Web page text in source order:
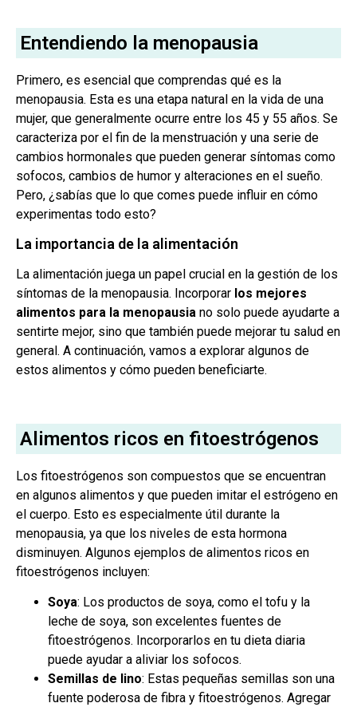
Entendiendo la menopausia
Primero, es esencial que comprendas qué es la
menopausia. Esta es una etapa natural en la vida de una
mujer, que generalmente ocurre entre los 45 y 55 años. Se
caracteriza por el fin de la menstruación y una serie de
cambios hormonales que pueden generar síntomas como
sofocos, cambios de humor y alteraciones en el sueño.
Pero, ¿sabías que lo que comes puede influir en cómo
experimentas todo esto?
La importancia de la alimentación
La alimentación juega un papel crucial en la gestión de los
síntomas de la menopausia. Incorporar los mejores
alimentos para la menopausia no solo puede ayudarte a
sentirte mejor, sino que también puede mejorar tu salud en
general. A continuación, vamos a explorar algunos de
estos alimentos y cómo pueden beneficiarte.
Alimentos ricos en fitoestrógenos
Los fitoestrógenos son compuestos que se encuentran
en algunos alimentos y que pueden imitar el estrógeno en
el cuerpo. Esto es especialmente útil durante la
menopausia, ya que los niveles de esta hormona
disminuyen. Algunos ejemplos de alimentos ricos en
fitoestrógenos incluyen:
Soya: Los productos de soya, como el tofu y la
leche de soya, son excelentes fuentes de
fitoestrógenos. Incorporarlos en tu dieta diaria
puede ayudar a aliviar los sofocos.
Semillas de lino: Estas pequeñas semillas son una
fuente poderosa de fibra y fitoestrógenos. Agregar